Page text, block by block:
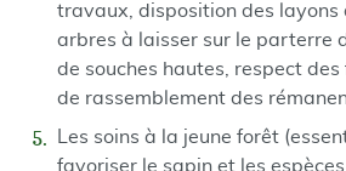
travaux, disposition des layons
arbres à laisser sur le parterre
de souches hautes, respect
de rassemblement des
Les soins à la jeune forêt
favoriser le sapin et les